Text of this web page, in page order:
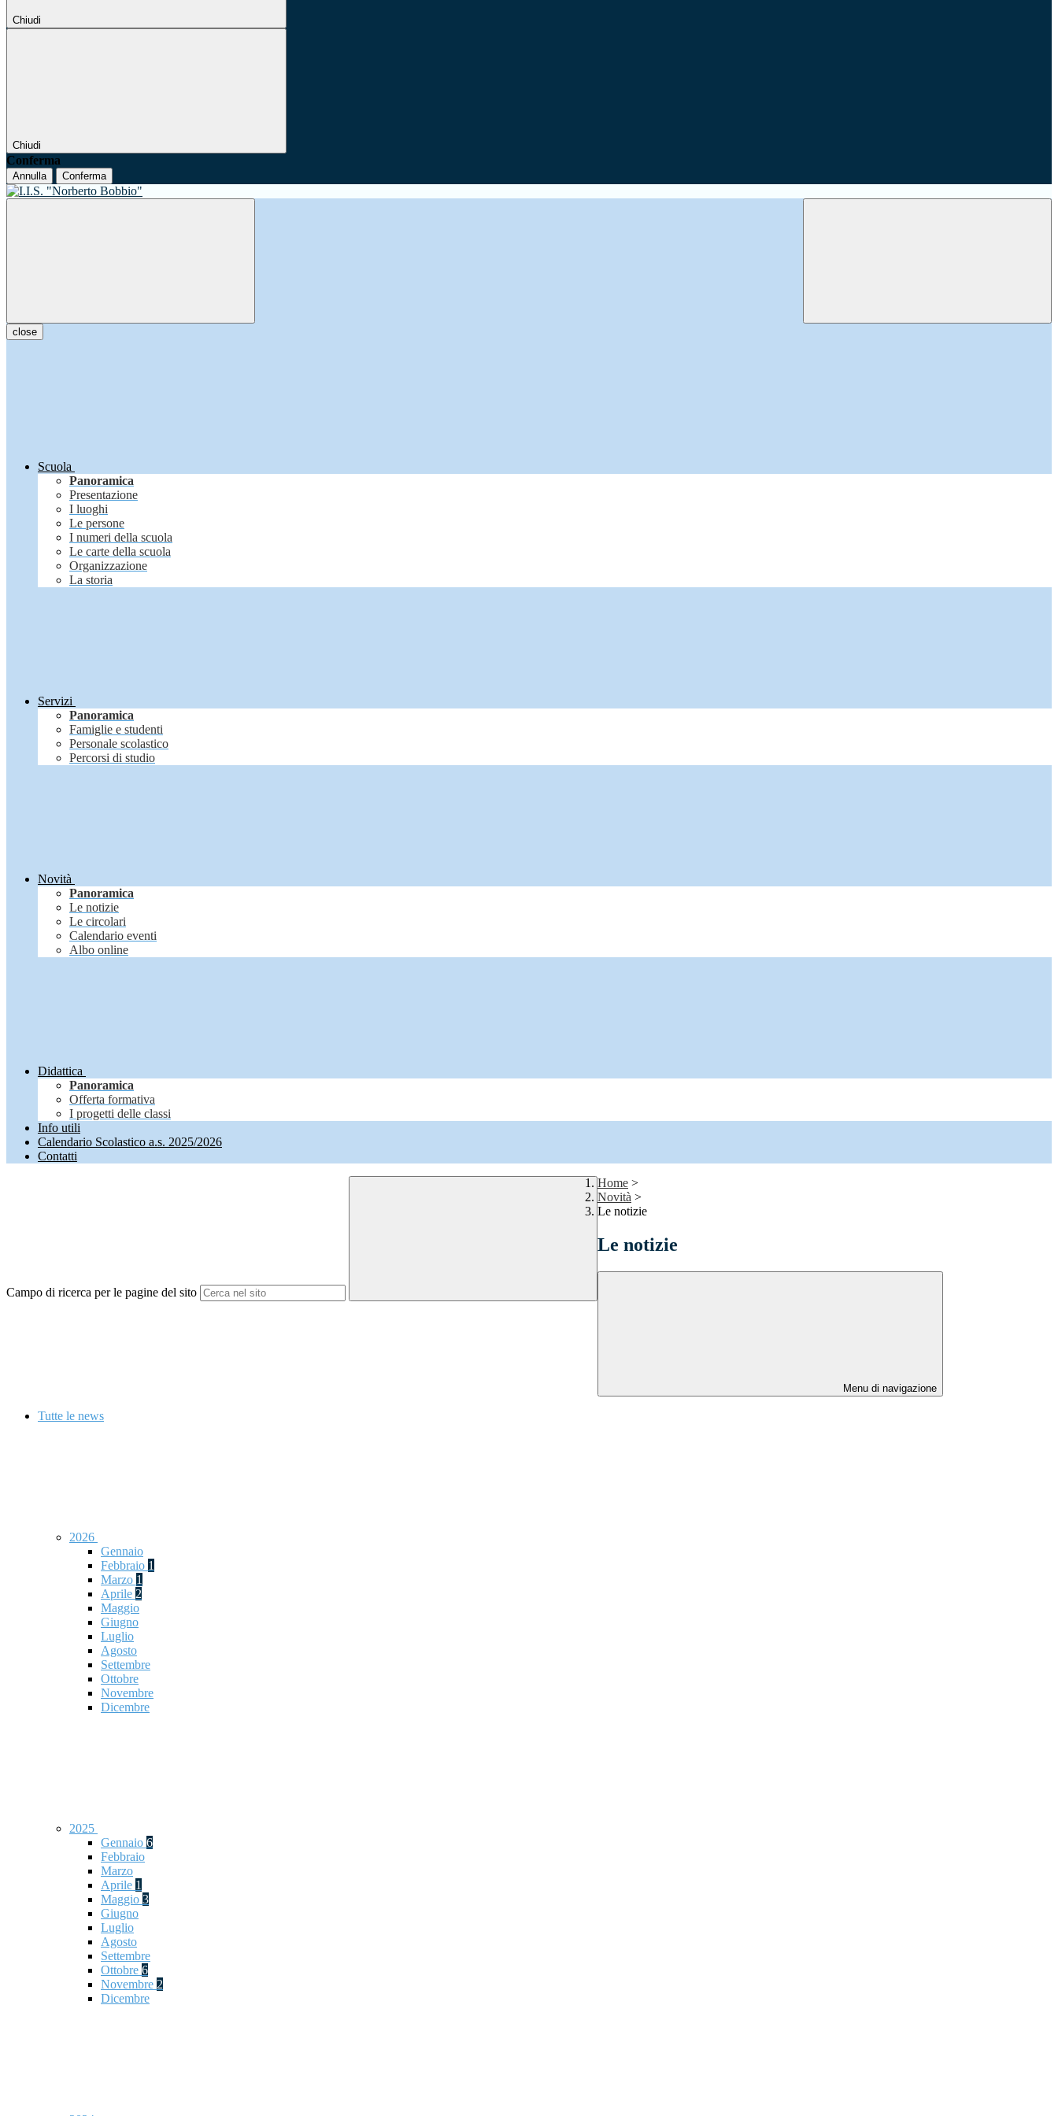
Chiudi
Chiudi
Conferma
Annulla Conferma
close
Scuola
Panoramica
Presentazione
I luoghi
Le persone
I numeri della scuola
Le carte della scuola
Organizzazione
La storia
Servizi
Panoramica
Famiglie e studenti
Personale scolastico
Percorsi di studio
Novità
Panoramica
Le notizie
Le circolari
Calendario eventi
Albo online
Didattica
Panoramica
Offerta formativa
I progetti delle classi
Info utili
Calendario Scolastico a.s. 2025/2026
Contatti
Campo di ricerca per le pagine del sito
Home >
Novità >
Le notizie
Le notizie
Menu di navigazione
Tutte le news
2026
Gennaio
Febbraio 1
Marzo 1
Aprile 2
Maggio
Giugno
Luglio
Agosto
Settembre
Ottobre
Novembre
Dicembre
2025
Gennaio 6
Febbraio
Marzo
Aprile 1
Maggio 3
Giugno
Luglio
Agosto
Settembre
Ottobre 6
Novembre 2
Dicembre